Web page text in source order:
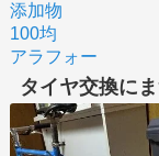
添加物
100均
アラフォー
タイヤ交換に